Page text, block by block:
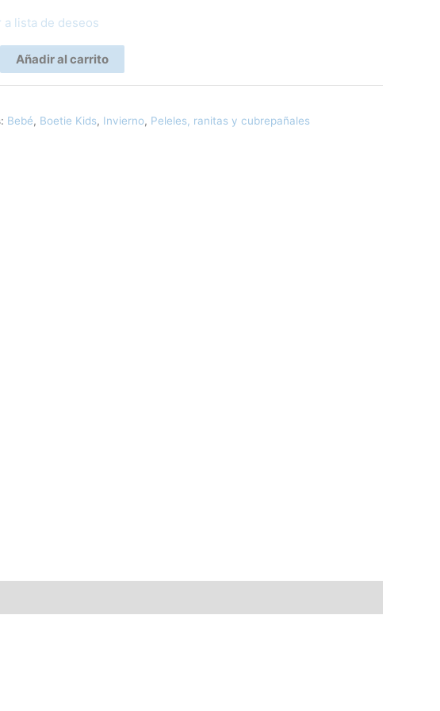
a lista de deseos
Añadir al carrito
Bebé, Boetie Kids, Invierno, Peleles, ranitas y cubrepañales